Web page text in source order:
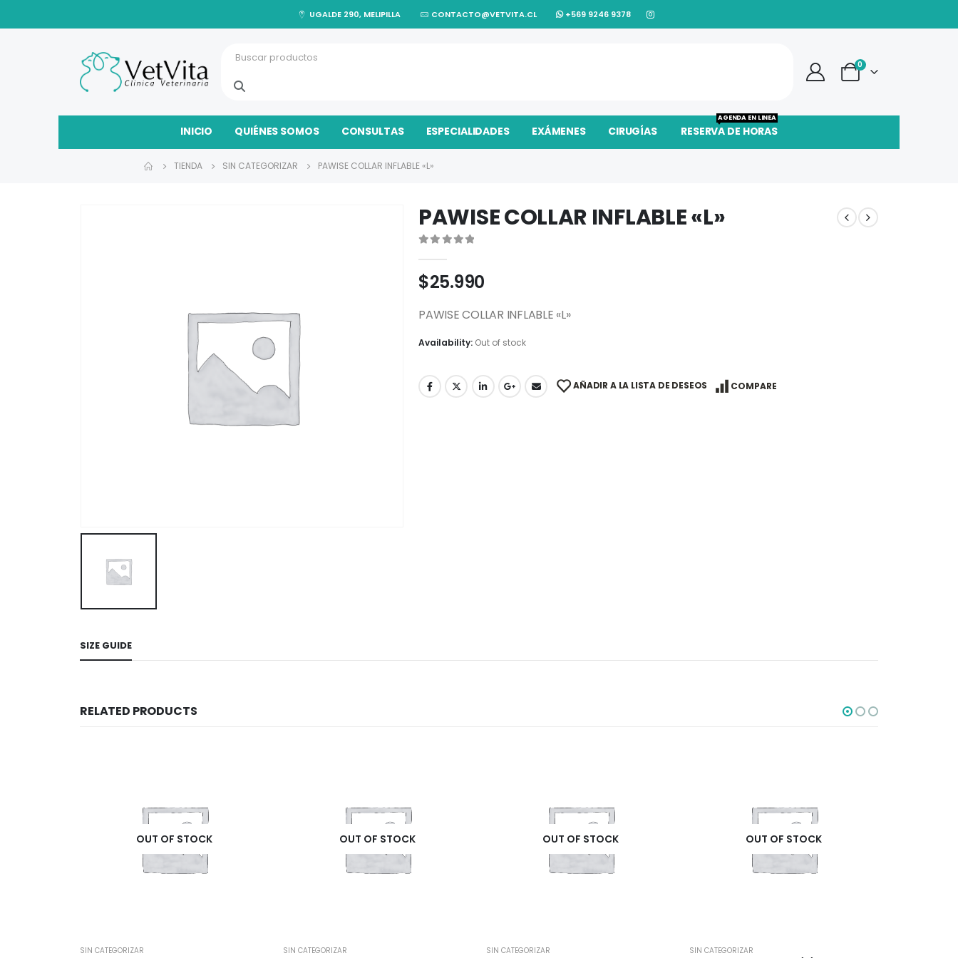
UGALDE 290, MELIPILLA CONTACTO@VETVITA.CL +569 9246 9378
0
INICIO QUIÉNES SOMOS CONSULTAS ESPECIALIDADES EXÁMENES CIRUGÍAS RESERVA DE HORAS
AGENDA EN LINEA
TIENDA SIN CATEGORIZAR PAWISE COLLAR INFLABLE «L»
PAWISE COLLAR INFLABLE «L»
$25.990
PAWISE COLLAR INFLABLE «L»
Availability: Out of stock
AÑADIR A LA LISTA DE DESEOS COMPARE
SIZE GUIDE
RELATED PRODUCTS
OUT OF STOCK
SIN CATEGORIZAR
OUT OF STOCK
SIN CATEGORIZAR
OUT OF STOCK
SIN CATEGORIZAR
OUT OF STOCK
SIN CATEGORIZAR